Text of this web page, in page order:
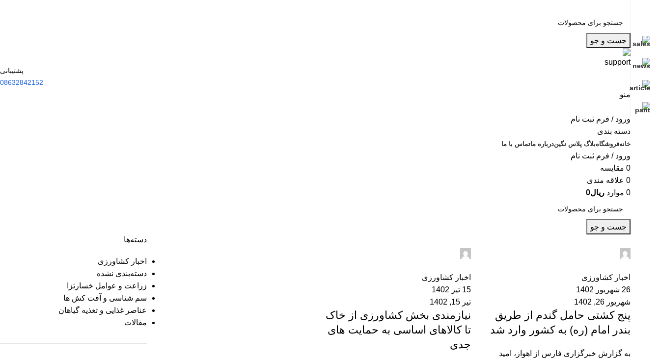
جست و جو
پشتیبانی
08632842152
منو
ورود / فرم ثبت نام
دسته بندی
خانهفروشگاهبلاگ پلاس نگیندرباره ماتماس با ما
ورود / فرم ثبت نام
0 مقایسه
0 علاقه مندی
0 موارد ریال0
جست و جو
اخبار کشاورزی
26 شهریور 1402
شهریور 26, 1402
پنج کشتی حامل گندم از طریق
بندر امام (ره) به کشور وارد شد
به گزارش خبرگزاری فارس از اهواز، امید
اخبار کشاورزی
15 تیر 1402
تیر 15, 1402
نیازمندی بخش کشاورزی از خاک
تا کالاهای اساسی به حمایت های
جدی
دسته‌ها
اخبار کشاورزی
دسته‌بندی نشده
زراعت و عوامل خسارتزا
سم شناسی و آفت کش ها
عناصر غذایی و تغذیه گیاهان
مقالات